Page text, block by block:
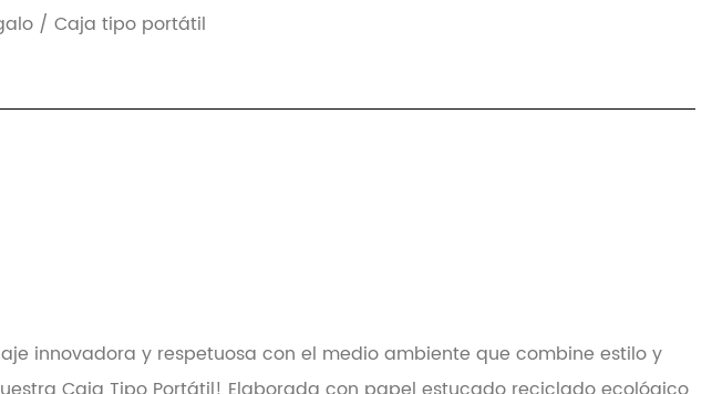
/ Caja tipo portátil
innovadora y respetuosa con el medio ambiente que combine estilo y